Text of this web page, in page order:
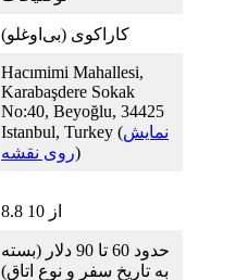
کاراکوی (بی‌اوغلو)
Hacımimi Mahallesi,
Karabaşdere Sokak
No:40, Beyoğlu, 34425
Istanbul, Turkey (نمایش
روی نقشه)
8.8 از 10
حدود 60 تا 90 دلار (بسته
به تاریخ سفر و نوع اتاق)